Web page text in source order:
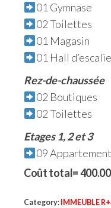
01 Gymnase
02 Toilettes
01 Magasin
01 Hall
Rez-de-chaussée
02 Boutiques
02 Toilettes
Etages 1, 2 et 3
09
Coût total=
Category: IMMEUBLE